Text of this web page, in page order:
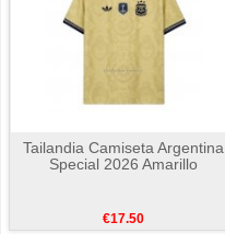
Tailandia Camiseta Argentina
Special 2026 Amarillo
€17.50